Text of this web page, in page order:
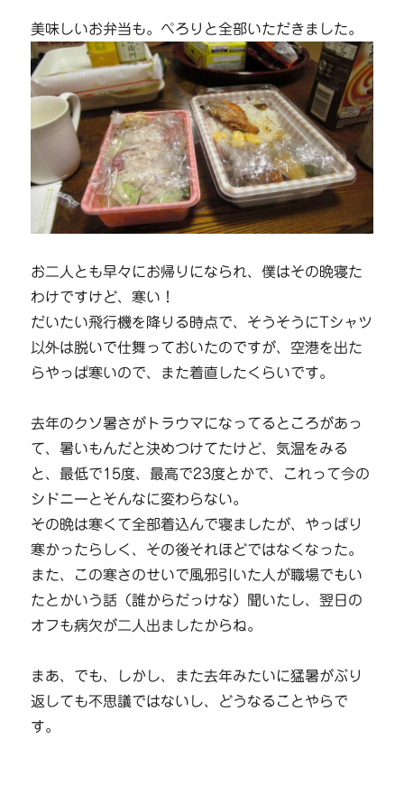
美味しいお弁当も。ぺろりと全部いただきました。
お二人とも早々にお帰りになられ、僕はその晩寝た
わけですけど、寒い！
だいたい飛行機を降りる時点で、そうそうにTシャツ
以外は脱いで仕舞っておいたのですが、空港を出た
らやっぱ寒いので、また着直したくらいです。
去年のクソ暑さがトラウマになってるところがあっ
て、暑いもんだと決めつけてたけど、気温をみる
と、最低で15度、最高で23度とかで、これって今の
シドニーとそんなに変わらない。
その晩は寒くて全部着込んで寝ましたが、やっぱり
寒かったらしく、その後それほどではなくなった。
また、この寒さのせいで風邪引いた人が職場でもい
たとかいう話（誰からだっけな）聞いたし、翌日の
オフも病欠が二人出ましたからね。
まあ、でも、しかし、また去年みたいに猛暑がぶり
返しても不思議ではないし、どうなることやらで
す。